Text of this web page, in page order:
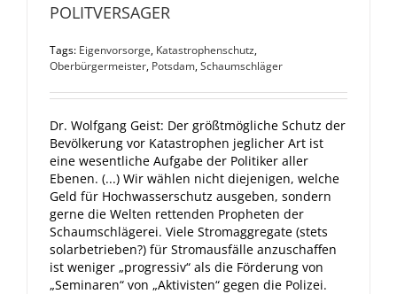
POLITVERSAGER
Tags: Eigenvorsorge, Katastrophenschutz,
Oberbürgermeister, Potsdam,Schaumschläger
Dr. Wolfgang Geist: Der größtmögliche Schutz der
Bevölkerung vor Katastrophen jeglicher Art ist
eine wesentliche Aufgabe der Politiker aller
Ebenen. (...) Wir wählen nicht diejenigen, welche
Geld für Hochwasserschutz ausgeben, sondern
gerne die Welten rettenden Propheten der
Schaumschlägerei. Viele Stromaggregate (stets
solarbetrieben?) für Stromausfälle anzuschaffen
ist weniger „progressiv“ als die Förderung von
„Seminaren“ von „Aktivisten“ gegen die Polizei.